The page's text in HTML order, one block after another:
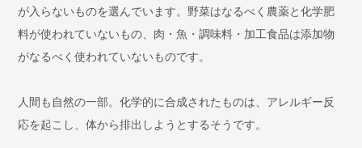
が入らないものを選んでいます。野菜はなるべく農薬と化学肥
料が使われていないもの、肉・魚・調味料・加工食品は添加物
がなるべく使われていないものです。
人間も自然の一部。化学的に合成されたものは、アレルギー反
応を起こし、体から排出しようとするそうです。